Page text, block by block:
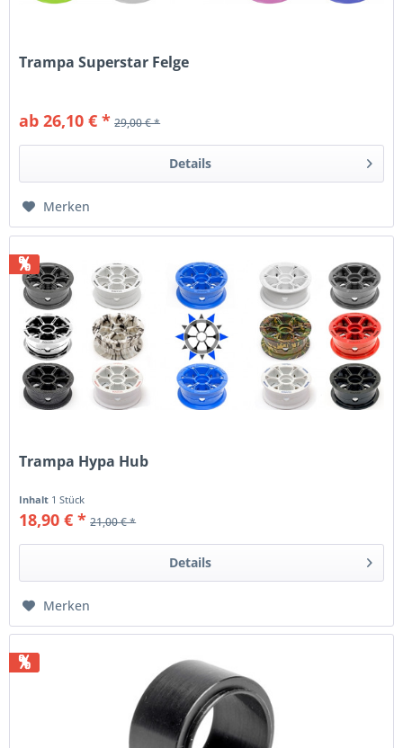
Trampa Superstar Felge
ab 26,10 € * 29,00 € *
Details
Merken
%
Trampa Hypa Hub
Inhalt 1 Stück
18,90 € * 21,00 € *
Details
Merken
%